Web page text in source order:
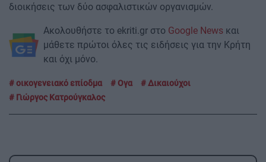
διοικήσεις των δύο ασφαλιστικών οργανισμών.
Ακολουθήστε το ekriti.gr στο Google News και
μάθετε πρώτοι όλες τις ειδήσεις για την Κρήτη
και όχι μόνο.
οικογενειακό επίοδμα Ογα
Δικαιούχοι
Γιώργος Κατρούγκαλος